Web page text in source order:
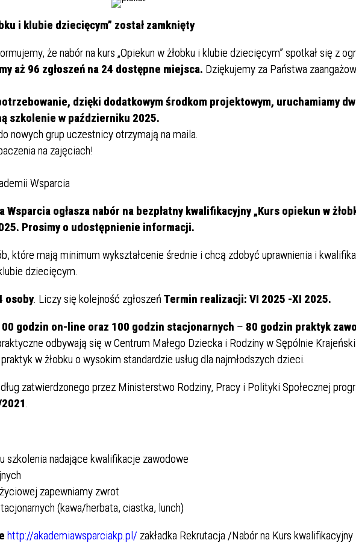
LAT 3
DO LAT
LAT 3
r.
i klubie dziecięcym” został zamknięty
że nabór na kurs „Opiekun w żłobku i klubie dziecięcym” spotkał się z
aż 96 zgłoszeń na 24 dostępne miejsca. Dziękujemy za Państwa
dzięki dodatkowym środkom projektowym, uruchamiamy
szkolenie w październiku 2025.
nowych grup uczestnicy otrzymają na maila.
na zajęciach!
Wsparcia
ogłasza nabór na bezpłatny kwalifikacyjny „Kurs opiekun w
Prosimy o udostępnienie informacji.
które mają minimum wykształcenie średnie i chcą zdobyć uprawnienia i
dziecięcym.
osoby. Liczy się kolejność zgłoszeń Termin realizacji: VI 2025 -XI 2025.
godzin on-line oraz 100 godzin stacjonarnych – 80 godzin praktyk
odbywają się w Centrum Małego Dziecka i Rodziny w Sępólnie
w żłobku o wysokim standardzie usług dla najmłodszych dzieci.
zatwierdzonego przez Ministerstwo Rodziny, Pracy i Polityki Społecznej
.
szkolenia nadające kwalifikacje zawodowe
zapewniamy zwrot
(kawa/herbata, ciastka, lunch)
http://akademiawsparciakp.pl/ zakładka Rekrutacja /Nabór na Kurs kwalifikacyjny